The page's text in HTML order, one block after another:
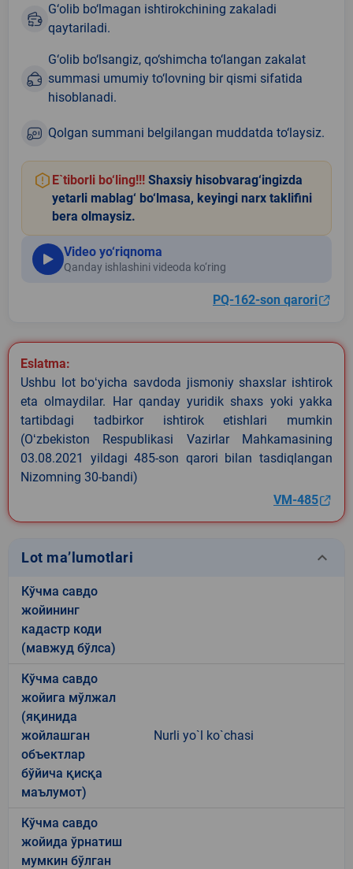
G‘olib bo‘lmagan ishtirokchining zakaladi
qaytariladi.
G‘olib bo‘lsangiz, qo‘shimcha to‘langan zakalat
summasi umumiy to‘lovning bir qismi sifatida
hisoblanadi.
Qolgan summani belgilangan muddatda to‘laysiz.
E`tiborli bo‘ling!!! Shaxsiy hisobvarag‘ingizda
yetarli mablag‘ bo‘lmasa, keyingi narx taklifini
bera olmaysiz.
Video yo‘riqnoma
Qanday ishlashini videoda ko‘ring
PQ-162-son qarori
Eslatma:
Ushbu lot boʻyicha savdoda jismoniy shaxslar ishtirok
eta olmaydilar. Har qanday yuridik shaxs yoki yakka
tartibdagi tadbirkor ishtirok etishlari mumkin
(Oʻzbekiston Respublikasi Vazirlar Mahkamasining
03.08.2021 yildagi 485-son qarori bilan tasdiqlangan
Nizomning 30-bandi)
VM-485
Lot ma’lumotlari keyboard_arrow_down
Кўчма савдо
жойининг
кадастр коди
(мавжуд бўлса)
Кўчма савдо
жойига мўлжал
(яқинида
жойлашган
объектлар
бўйича қисқа
маълумот)
Nurli yo`l ko`chasi
Кўчма савдо
жойида ўрнатиш
мумкин бўлган